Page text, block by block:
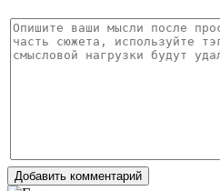
Добавить комментарий